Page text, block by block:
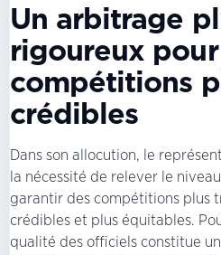
Un arbitrage
rigoureux
compétitions
crédibles
Dans son allocution, le
la nécessité de relever le
garantir des compétitions plus
crédibles et plus équitables.
qualité des officiels constitue